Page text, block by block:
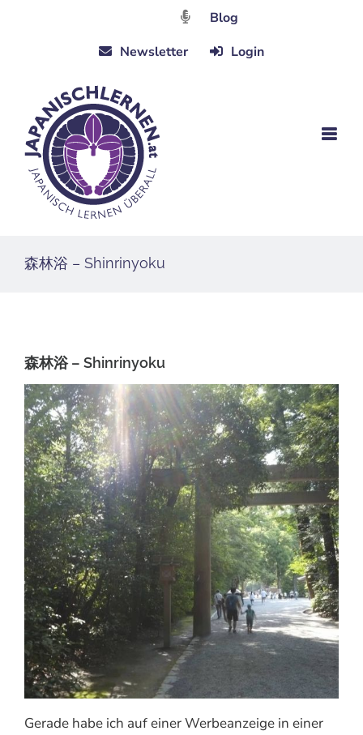
Blog
Newsletter
Login
森林浴 – Shinrinyoku
森林浴 – Shinrinyoku
Gerade habe ich auf einer Werbeanzeige in einer